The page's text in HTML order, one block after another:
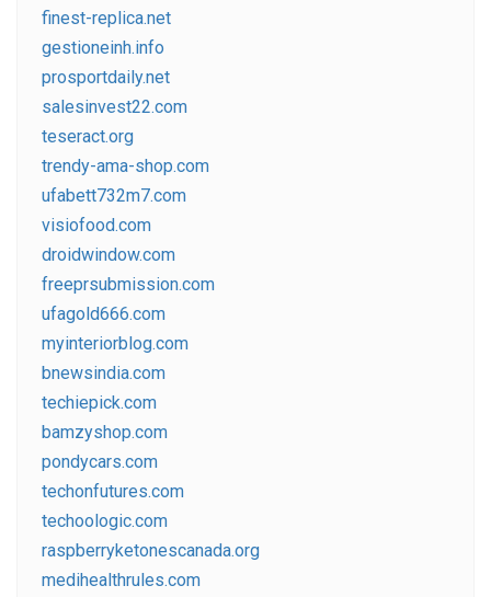
finest-replica.net
gestioneinh.info
prosportdaily.net
salesinvest22.com
teseract.org
trendy-ama-shop.com
ufabett732m7.com
visiofood.com
droidwindow.com
freeprsubmission.com
ufagold666.com
myinteriorblog.com
bnewsindia.com
techiepick.com
bamzyshop.com
pondycars.com
techonfutures.com
techoologic.com
raspberryketonescanada.org
medihealthrules.com